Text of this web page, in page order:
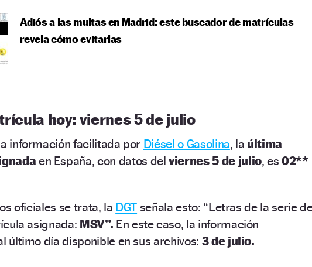
Adiós a las multas en Madrid: este buscador de matrículas
revela cómo evitarlas
hoy: viernes 5 de julio
información facilitada por Diésel o Gasolina, la última
en España, con datos delviernes 5 de julio, es02**
oficiales se trata, la DGT señala esto: “Letras de la serie
asignada: MSV”. En este caso, la información
último día disponible en sus archivos: 3 de julio.